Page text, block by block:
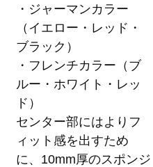
・ジャーマンカラー
（イエロー・レッド・
ブラック）
・フレンチカラー（ブ
ルー・ホワイト・レッ
ド）
センター部にはよりフ
ィット感を出すため
に、10mm厚のスポンジ